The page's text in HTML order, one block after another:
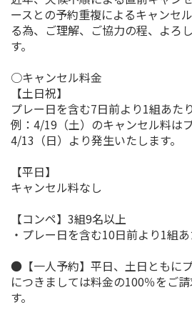
ースとの予約重複によるキャンセ
る為、ご理解、ご協力の程、よろ
す。
○キャンセル料金
【土日祝】
プレー日を含む7日前より1組あた
例：4/19（土）のキャンセル料は
4/13（日）より発生いたします。
【平日】
キャンセル料なし
【コンペ】3組9名以上
・プレー日を含む10日前より1組
●【一人予約】平日、土日ともに
につきましては料金の100％をご
す。